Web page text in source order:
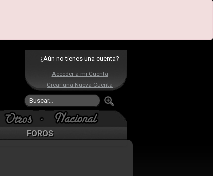
¿Aún no tienes una cuenta?
Acceder a mi Cuenta
Crear una Nueva Cuenta
FOROS